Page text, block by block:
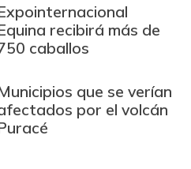
recibirá más de
caballos
que se verían
por el volcán